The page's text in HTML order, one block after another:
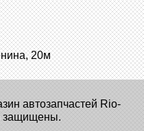
20м
автозапчастей Rio-
защищены.